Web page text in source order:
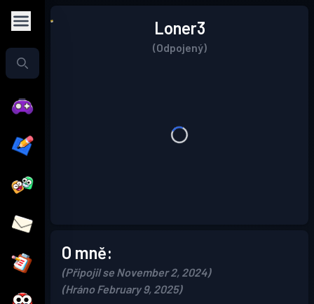
Loner3
(Odpojený)
O mně:
(Připojil se November 2, 2024)
(Hráno February 9, 2025)